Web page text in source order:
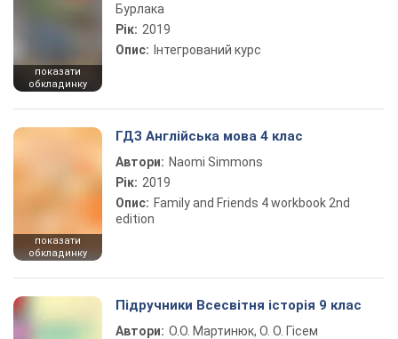
показати
обкладинку
Бурлака
Рік: 2019
Опис: Інтегрований курс
показати
обкладинку
ГДЗ Англійська мова 4 клас
Автори: Naomi Simmons
Рік: 2019
Опис: Family and Friends 4 workbook 2nd
edition
Підручники Всесвітня історія 9 клас
Автори: О.О. Мартинюк, О. О. Гісем